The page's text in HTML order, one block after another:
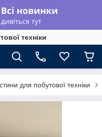
техніки
для побутової техніки